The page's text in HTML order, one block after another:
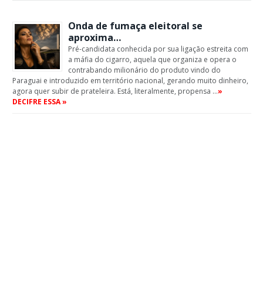
Onda de fumaça eleitoral se
aproxima…
Pré-candidata conhecida por sua ligação estreita com
a máfia do cigarro, aquela que organiza e opera o
contrabando milionário do produto vindo do
Paraguai e introduzido em território nacional, gerando muito dinheiro,
agora quer subir de prateleira. Está, literalmente, propensa …»
DECIFRE ESSA »